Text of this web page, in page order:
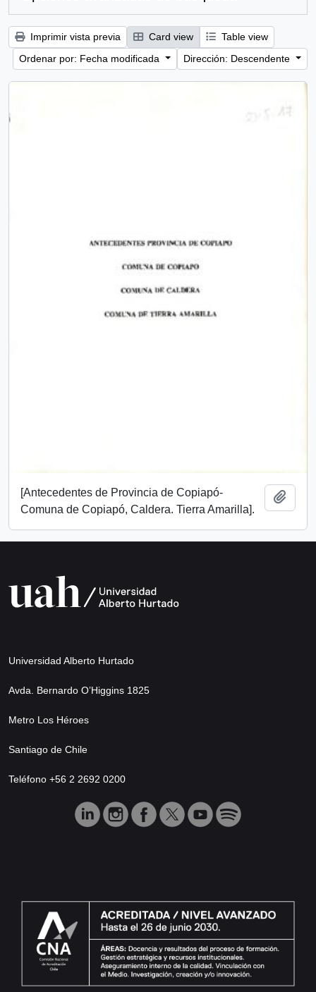
Imprimir vista previa Card view
Table view
Ordenar por: Fecha modificada
Dirección: Descendente
[Antecedentes de Provincia de Copiapó-
Comuna de Copiapó, Caldera. Tierra Amarilla].
Universidad Alberto Hurtado
Avda. Bernardo O’Higgins 1825
Metro Los Héroes
Santiago de Chile
Teléfono +56 2 2692 0200